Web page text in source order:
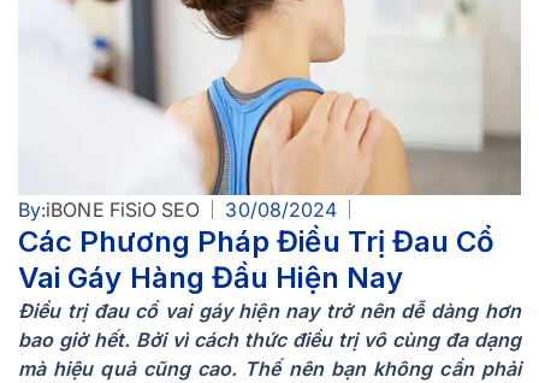
By:iBONE FiSiO SEO 30/08/2024
Các Phương Pháp Điều Trị Đau Cổ
Vai Gáy Hàng Đầu Hiện Nay
Điều trị đau cổ vai gáy hiện nay trở nên dễ dàng hơn
bao giờ hết. Bởi vì cách thức điều trị vô cùng đa dạng
mà hiệu quả cũng cao. Thế nên bạn không cần phải